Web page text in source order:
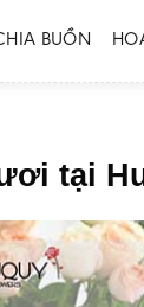
BUỒN
tại